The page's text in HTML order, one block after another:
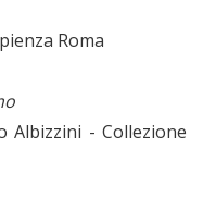
Roma
Albizzini - Collezione